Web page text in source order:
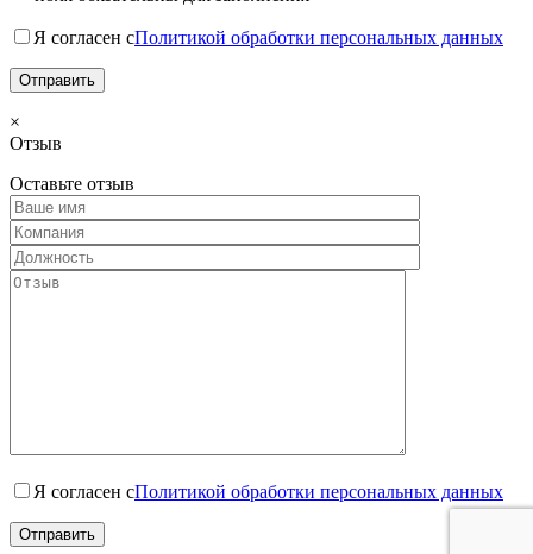
Я согласен сПолитикой обработки персональных данных
×
Отзыв
Оставьте отзыв
Я согласен сПолитикой обработки персональных данных